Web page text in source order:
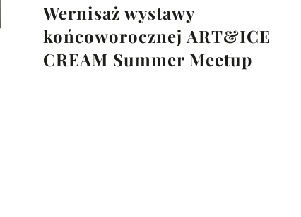
Wernisaż wystawy
końcoworocznej ART&ICE
CREAM Summer Meetup